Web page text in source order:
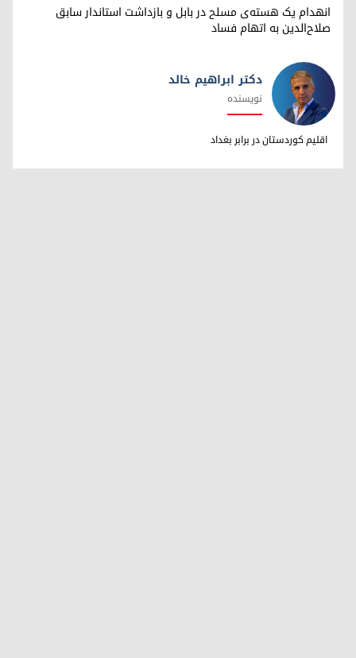
انهدام یک هسته‌ی مسلح در بابل و بازداشت استاندار سابق
صلاح‌الدین به اتهام فساد
دکتر ابراهیم خالد
دکتر ابراهیم خالد
نویسنده
اقلیم کوردستان در برابر بغداد